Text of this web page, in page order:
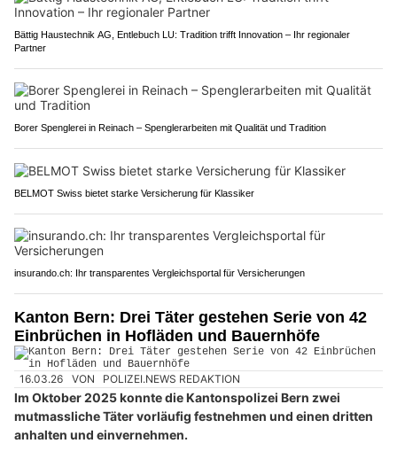
Bättig Haustechnik AG, Entlebuch LU: Tradition trifft Innovation – Ihr regionaler
Partner
Borer Spenglerei in Reinach – Spenglerarbeiten mit Qualität und Tradition
BELMOT Swiss bietet starke Versicherung für Klassiker
insurando.ch: Ihr transparentes Vergleichsportal für Versicherungen
Kanton Bern: Drei Täter gestehen Serie von 42
Einbrüchen in Hofläden und Bauernhöfe
16.03.26 VON POLIZEI.NEWS REDAKTION
Im Oktober 2025 konnte die Kantonspolizei Bern zwei
mutmassliche Täter vorläufig festnehmen und einen dritten
anhalten und einvernehmen.